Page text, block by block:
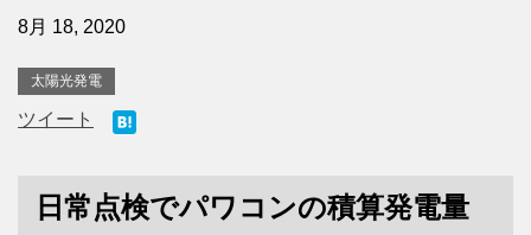
8月 18, 2020
太陽光発電
ツイート
日常点検でパワコンの積算発電量